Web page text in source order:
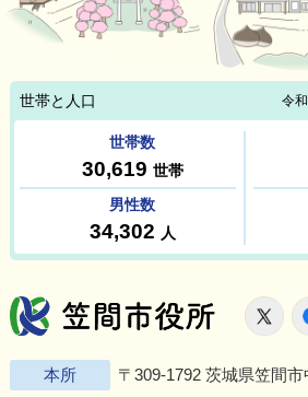
笠間市
X
本所 〒309-1792 茨城県笠間